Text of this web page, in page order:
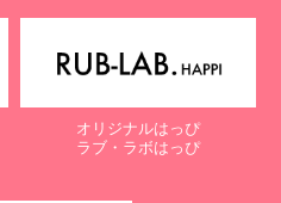
オリジナルはっぴ
ラブ・ラボはっぴ